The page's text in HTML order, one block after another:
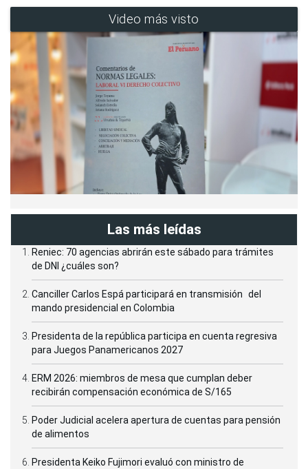
Video más visto
Las más leídas
Reniec: 70 agencias abrirán este sábado para trámites
de DNI ¿cuáles son?
Canciller Carlos Espá participará en transmisión del
mando presidencial en Colombia
Presidenta de la república participa en cuenta regresiva
para Juegos Panamericanos 2027
ERM 2026: miembros de mesa que cumplan deber
recibirán compensación económica de S/165
Poder Judicial acelera apertura de cuentas para pensión
de alimentos
Presidenta Keiko Fujimori evaluó con ministro de